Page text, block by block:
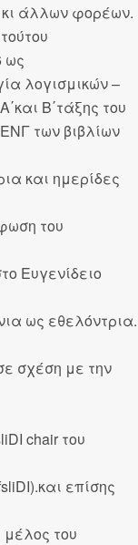
κι άλλων φορέων.
ως
λογισμικών –
Β΄τάξης του
των βιβλίων
και ημερίδες
του
Ευγενίδειο
ως εθελόντρια.
σχέση με την
chair του
επίσης
του